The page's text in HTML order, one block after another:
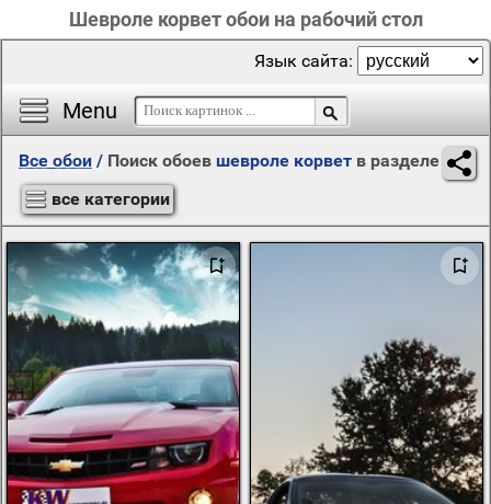
Шевроле корвет обои на рабочий стол
Menu
Язык сайта:
Все обои / Поиск обоев шевроле корвет в разделе
все категории